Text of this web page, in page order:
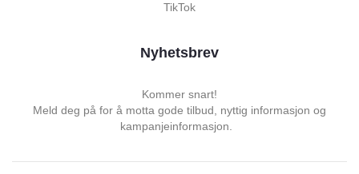
TikTok
Nyhetsbrev
Kommer snart!
Meld deg på for å motta gode tilbud, nyttig informasjon og
kampanjeinformasjon.